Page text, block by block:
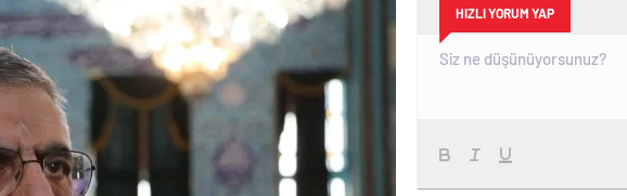
HIZLI YORUM YAP